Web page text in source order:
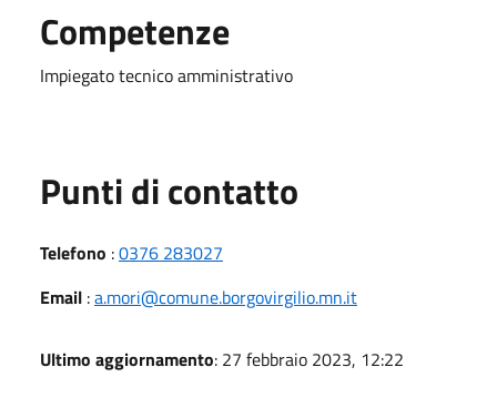
Competenze
Impiegato tecnico amministrativo
Punti di contatto
Telefono :0376 283027
Email :a.mori@comune.borgovirgilio.mn.it
Ultimo aggiornamento: 27 febbraio 2023, 12:22